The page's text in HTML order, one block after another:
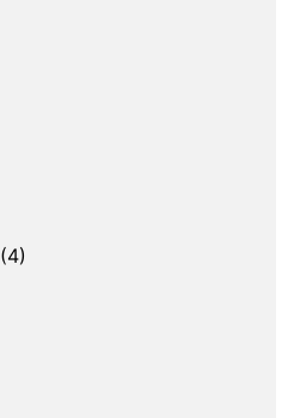
(4)